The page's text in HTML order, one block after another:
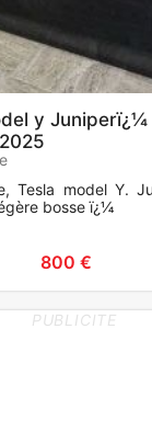
y
Tesla model Y.
bosse ï¿¼
800 €
PUBLICITE